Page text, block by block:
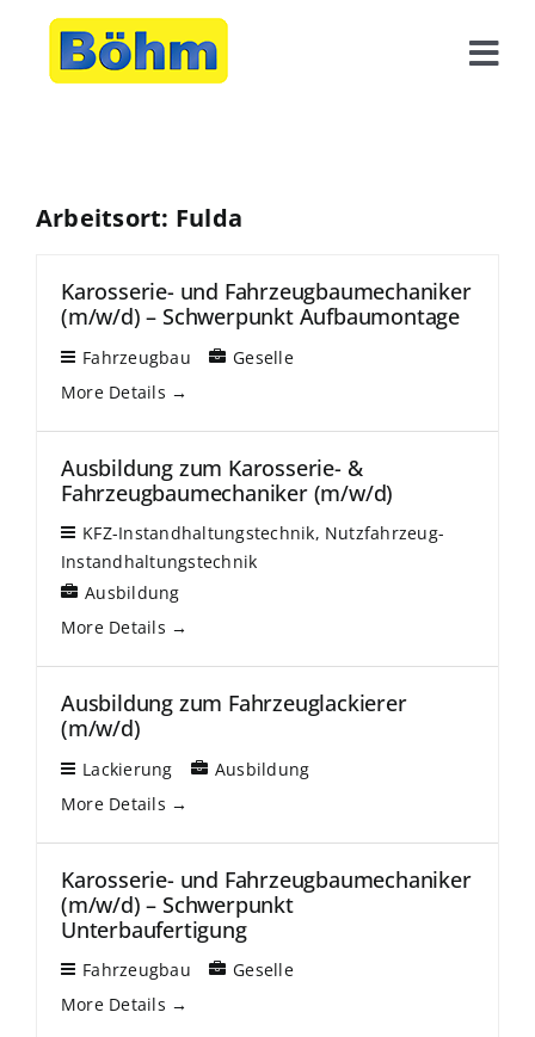
springen
Karriere
Kontakt
Arbeitsort: Fulda
Karosserie- und Fahrzeugbaumechaniker
(m/w/d) – Schwerpunkt Aufbaumontage
Fahrzeugbau
Geselle
More Details
Ausbildung zum Karosserie- &
Fahrzeugbaumechaniker (m/w/d)
KFZ-Instandhaltungstechnik Nutzfahrzeug-
Instandhaltungstechnik
Ausbildung
More Details
Ausbildung zum Fahrzeuglackierer
(m/w/d)
Lackierung
Ausbildung
More Details
Karosserie- und Fahrzeugbaumechaniker
(m/w/d) – Schwerpunkt
Unterbaufertigung
Fahrzeugbau
Geselle
More Details